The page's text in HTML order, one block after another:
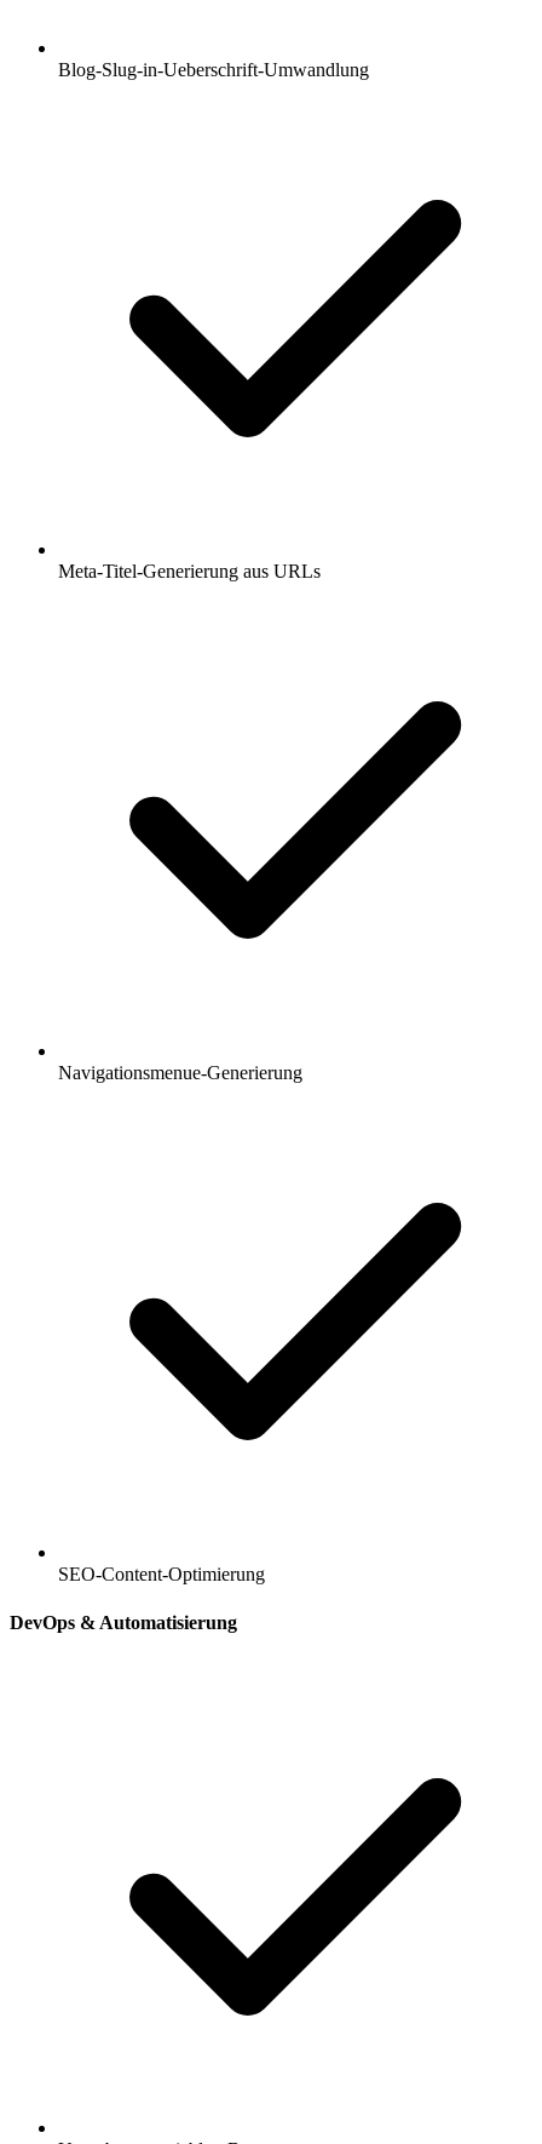
Blog-Slug-in-Ueberschrift-Umwandlung
Meta-Titel-Generierung aus URLs
Navigationsmenue-Generierung
SEO-Content-Optimierung
DevOps & Automatisierung